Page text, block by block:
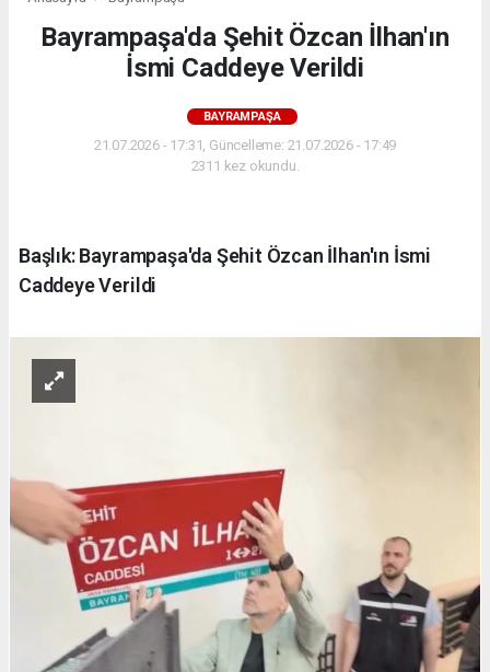
Bayrampaşa'da Şehit Özcan İlhan'ın
İsmi Caddeye Verildi
BAYRAMPAŞA
21.07.2026 - 17:31, Güncelleme: 21.07.2026 - 17:49
2311 kez okundu.
Başlık: Bayrampaşa'da Şehit Özcan İlhan'ın İsmi
Caddeye Verildi